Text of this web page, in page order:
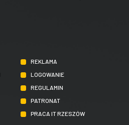
REKLAMA
LOGOWANIE
REGULAMIN
PATRONAT
PRACA IT RZESZÓW